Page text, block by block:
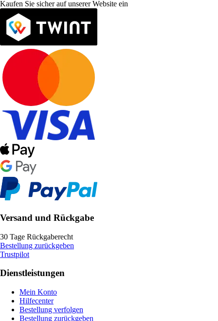
Kaufen Sie sicher auf unserer Website ein
Versand und Rückgabe
30 Tage Rückgaberecht
Bestellung zurückgeben
Trustpilot
Dienstleistungen
Mein Konto
Hilfecenter
Bestellung verfolgen
Bestellung zurückgeben